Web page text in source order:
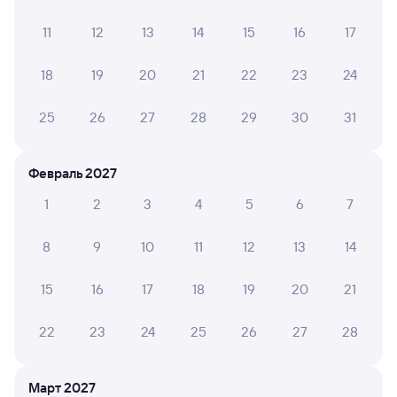
отрицательные мнения
10 ГАЛИНА Е.
Комфортно и удобно. Спасибо.
10
04 августа 2026 • Поезд 002Э «Россия»
Очень хороший 3 вагон. Персонал вежливый. В
11 12 13 14 15 16 17
18 19 20 21 22 23 24
25 26 27 28 29 30 31
Февраль 2027
1
2 3 4 5 6 7
8 9 10 11 12 13 14
15 16 17 18 19 20 21
22 23 24 25 26 27 28
Март 2027